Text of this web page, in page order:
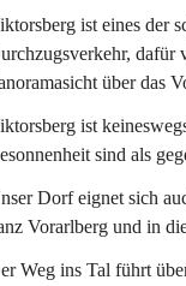
ist eines der
dafür
über das
ist
sind als
Dorf eignet sich
Vorarlberg und in
Weg ins Tal führt